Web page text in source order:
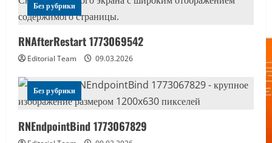
Без рубрики
RNAfterRestart 1773069542
Editorial Team 09.03.2026
Без рубрики
RNEndpointBind 1773067829